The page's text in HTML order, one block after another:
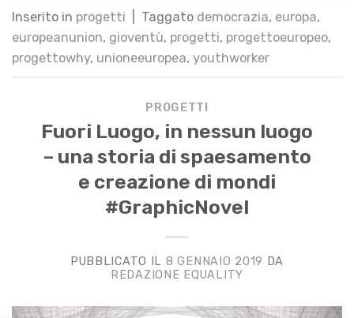
Inserito in progetti Taggato democrazia, europa,
europeanunion, gioventù, progetti, progettoeuropeo,
progettowhy, unioneeuropea, youthworker
PROGETTI
Fuori Luogo, in nessun luogo
– una storia di spaesamento
e creazione di mondi
#GraphicNovel
PUBBLICATO IL 8 GENNAIO 2019 DA
REDAZIONE EQUALITY